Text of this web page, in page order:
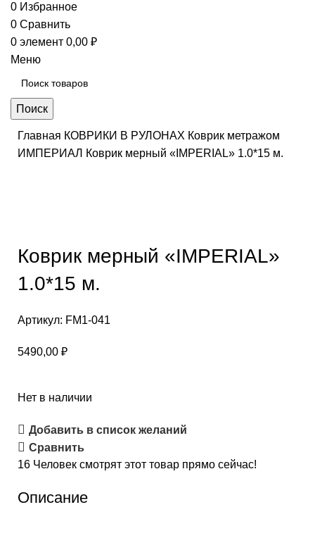
0 Избранное
0 Сравнить
0 элемент 0,00 ₽
Меню
Поиск
Главная КОВРИКИ В РУЛОНАХ Коврик метражом
ИМПЕРИАЛ Коврик мерный «IMPERIAL» 1.0*15 м.
Коврик мерный «IMPERIAL»
1.0*15 м.
Артикул: FM1-041
5490,00 ₽
Нет в наличии
Добавить в список желаний
Сравнить
16 Человек смотрят этот товар прямо сейчас!
Описание